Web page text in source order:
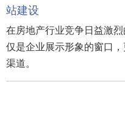
站建设
在房地产行业竞争日益激
仅是企业展示形象的窗口
渠道。